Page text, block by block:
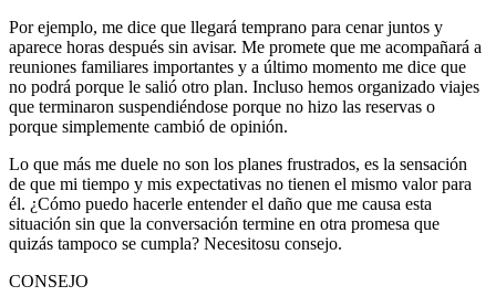
Por ejemplo, me dice que llegará temprano para cenar juntos y
aparece horas después sin avisar. Me promete que me acompañará a
reuniones familiares importantes y a último momento me dice que
no podrá porque le salió otro plan. Incluso hemos organizado viajes
que terminaron suspendiéndose porque no hizo las reservas o
porque simplemente cambió de opinión.
Lo que más me duele no son los planes frustrados, es la sensación
de que mi tiempo y mis expectativas no tienen el mismo valor para
él. ¿Cómo puedo hacerle entender el daño que me causa esta
situación sin que la conversación termine en otra promesa que
quizás tampoco se cumpla? Necesitosu consejo.
CONSEJO